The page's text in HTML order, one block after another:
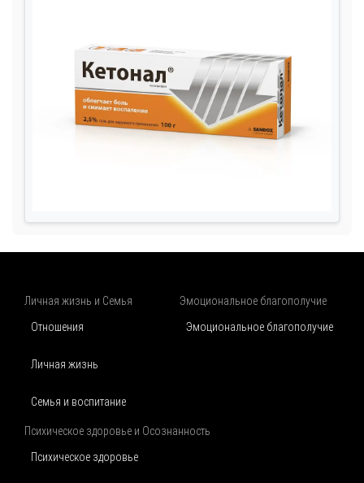
Личная жизнь и Семья
Отношения
Личная жизнь
Семья и воспитание
Эмоциональное благополучие
Эмоциональное благополучие
Психическое здоровье и Осознанность
Психическое здоровье